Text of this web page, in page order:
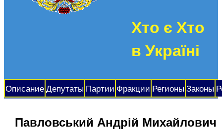
Хто є Хто
в Україні
Описание Депутаты Партии Фракции Регионы Законы
Павловський Андрій Михайлович